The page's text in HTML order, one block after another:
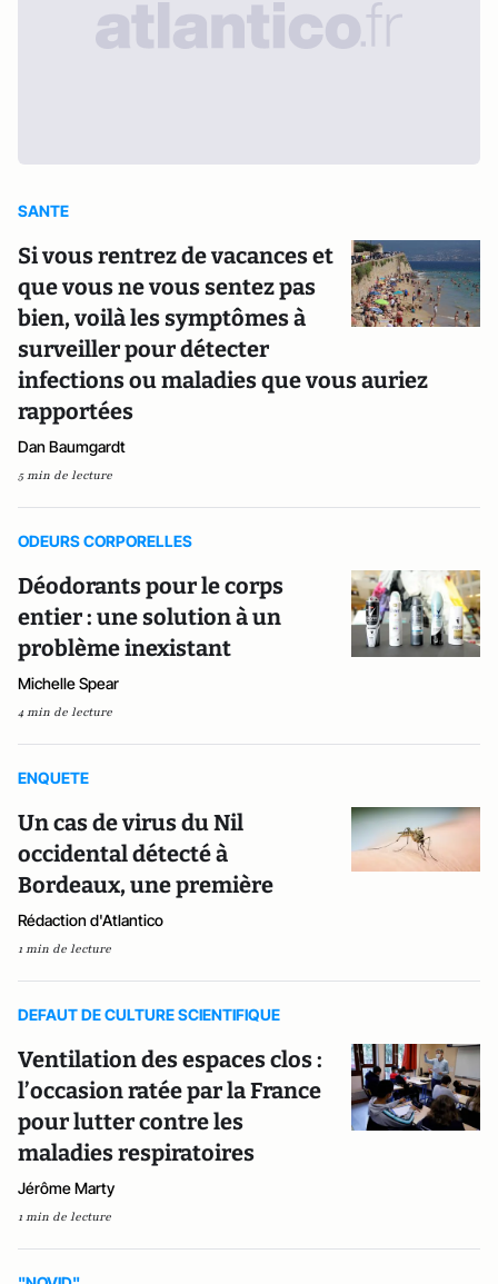
SANTE
Si vous rentrez de vacances et
que vous ne vous sentez pas
bien, voilà les symptômes à
surveiller pour détecter
infections ou maladies que vous auriez
rapportées
Dan Baumgardt
5 min de lecture
ODEURS CORPORELLES
Déodorants pour le corps
entier : une solution à un
problème inexistant
Michelle Spear
4 min de lecture
ENQUETE
Un cas de virus du Nil
occidental détecté à
Bordeaux, une première
Rédaction d'Atlantico
1 min de lecture
DEFAUT DE CULTURE SCIENTIFIQUE
Ventilation des espaces clos :
l’occasion ratée par la France
pour lutter contre les
maladies respiratoires
Jérôme Marty
1 min de lecture